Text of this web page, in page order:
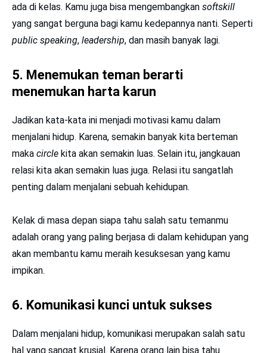
ada di kelas. Kamu juga bisa mengembangkan softskill
yang sangat berguna bagi kamu kedepannya nanti. Seperti
public speaking, leadership, dan masih banyak lagi.
5. Menemukan teman berarti
menemukan harta karun
Jadikan kata-kata ini menjadi motivasi kamu dalam
menjalani hidup. Karena, semakin banyak kita berteman
maka circle kita akan semakin luas. Selain itu, jangkauan
relasi kita akan semakin luas juga. Relasi itu sangatlah
penting dalam menjalani sebuah kehidupan.
Kelak di masa depan siapa tahu salah satu temanmu
adalah orang yang paling berjasa di dalam kehidupan yang
akan membantu kamu meraih kesuksesan yang kamu
impikan.
6. Komunikasi kunci untuk sukses
Dalam menjalani hidup, komunikasi merupakan salah satu
hal yang sangat krusial. Karena orang lain bisa tahu